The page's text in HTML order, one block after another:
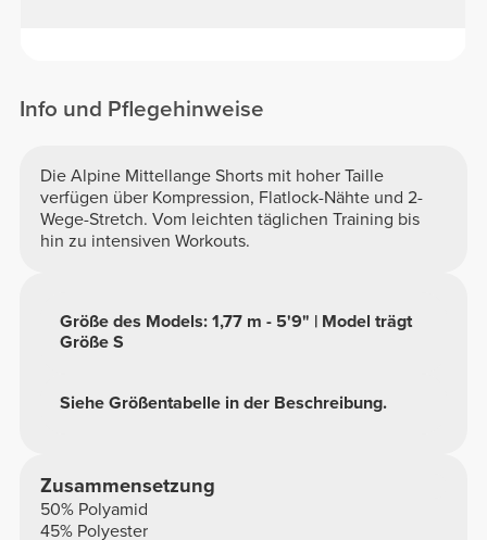
Info und Pflegehinweise
Die Alpine Mittellange Shorts mit hoher Taille
verfügen über Kompression, Flatlock-Nähte und 2-
Wege-Stretch. Vom leichten täglichen Training bis
hin zu intensiven Workouts.
Siehe Größentabelle in der Beschreibung.
Größe des Models: 1,77 m - 5'9" | Model trägt
Größe S
Zusammensetzung
50% Polyamid
45% Polyester